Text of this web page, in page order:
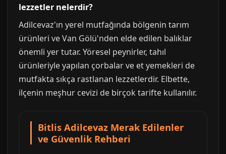
lezzetler nelerdir?
Adilcevaz'ın yerel mutfağında bölgenin tarım
ürünleri ve Van Gölü'nden elde edilen balıklar
önemli yer tutar. Yöresel peynirler, tahıl
ürünleriyle yapılan çorbalar ve et yemekleri de
mutfakta sıkça rastlanan lezzetlerdir. Elbette,
ilçenin meşhur cevizi de birçok tarifte kullanılır.
Bitlis Adilcevaz Merak Edilenler
ve Güvenlik Rehberi